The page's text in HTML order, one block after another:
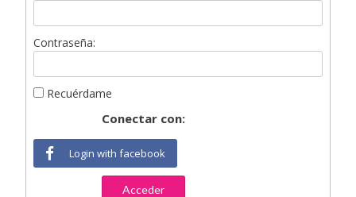
Contraseña:
Recuérdame
Conectar con:
Login with facebook
Acceder